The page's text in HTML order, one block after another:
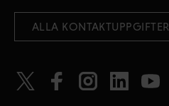
ALLA KONTAKTUPPGIFTER